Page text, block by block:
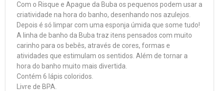
Com o Risque e Apague da Buba os pequenos podem usar a
criatividade na hora do banho, desenhando nos azulejos.
Depois é só limpar com uma esponja úmida que some tudo!
A linha de banho da Buba traz itens pensados com muito
carinho para os bebês, através de cores, formas e
atividades que estimulam os sentidos. Além de tornar a
hora do banho muito mais divertida.
Contém 6 lápis coloridos.
Livre de BPA.